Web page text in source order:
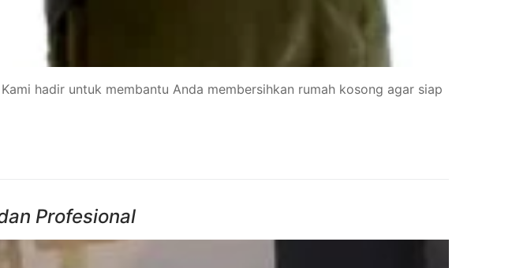
hadir untuk membantu Anda membersihkan rumah kosong agar siap
Profesional